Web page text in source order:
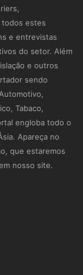
todos estes
e entrevistas
do setor. Além
e outros
sendo
Tabaco,
engloba todo o
Apareça no
que estaremos
nosso site.